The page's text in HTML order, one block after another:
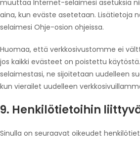
muuttaa Internet-selaimesi asetuksia
aina, kun eväste asetetaan. Lisätietoja
selaimesi Ohje-osion ohjeissa.
Huomaa, että verkkosivustomme ei
jos kaikki evästeet on poistettu
selaimestasi, ne sijoitetaan uudelleen
kun vierailet uudelleen
9. Henkilötietoihin
Sinulla on seuraavat oikeudet